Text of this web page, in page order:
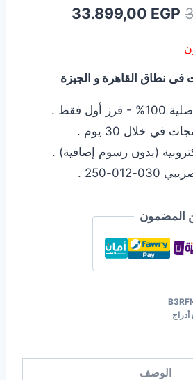
السعر
34.799,00 EGP.
33.899,00 EGP
33.899,00 EGP.نطاق القاهرة و الجيزة
فقط .
في خلال 30 يوم .
(بدون رسوم إضافية) .
250 .
المضمون
الوصف